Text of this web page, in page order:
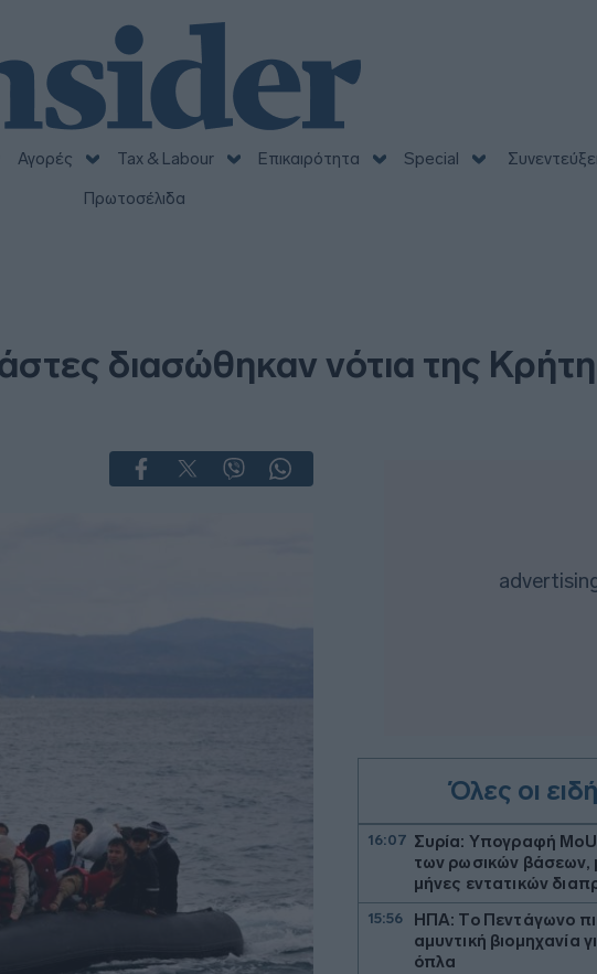
Αγορές Tax & Labour Επικαιρότητα Special
Πρωτοσέλιδα
διασώθηκαν νότια της
Όλες οι
16:07 Συρία: Υπογραφή ΜοU
των ρωσικών βάσεων,
μήνες εντατικών
15:56
ΗΠΑ: Το Πεντάγωνο
αμυντική βιομηχανία
όπλα